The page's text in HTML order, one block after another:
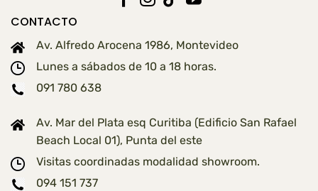
CONTACTO
Av. Alfredo Arocena 1986, Montevideo
Lunes a sábados de 10 a 18 horas.
091 780 638
Av. Mar del Plata esq Curitiba (Edificio San Rafael
Beach Local 01), Punta del este
Visitas coordinadas modalidad showroom.
094 151 737